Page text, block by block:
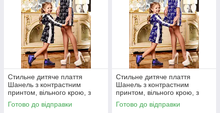
Стильне дитяче плаття
Шанель з контрастним
принтом, вільного крою, з
капюшоном, у спортивному
стилі
Готово до відправки
Стильне дитяче плаття
Шанель з контрастним
принтом, вільного крою, з
капюшоном, у спортивному
стилі
Готово до відправки